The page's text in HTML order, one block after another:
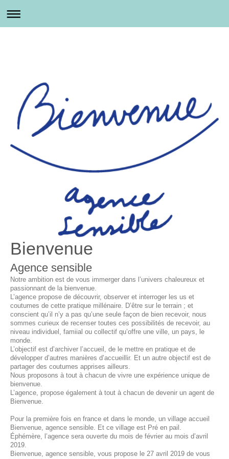
Bienvenue
Agence sensible
Notre ambition est de vous immerger dans l’univers chaleureux et
passionnant de la bienvenue.
L’agence propose de découvrir, observer et interroger les us et
coutumes de cette pratique millénaire. D’être sur le terrain ; et
conscient qu’il n’y a pas qu’une seule façon de bien recevoir, nous
sommes curieux de recenser toutes ces possibilités de recevoir, au
niveau individuel, famiial ou collectif qu’offre une ville, un pays, le
monde.
L’objectif est d’archiver l’accueil, de le mettre en pratique et de
développer d’autres manières d’accueillir. Et un autre objectif est de
partager des coutumes apprises ailleurs.
Nous proposons à tout à chacun de vivre une expérience unique de
bienvenue.
L’agence, propose également à tout à chacun de devenir un agent de
Bienvenue.
Pour la première fois en france et dans le monde, un village accueil
Bienvenue, agence sensible. Et ce village est Pré en pail.
Éphémère, l’agence sera ouverte du mois de février au mois d’avril
2019.
Bienvenue, agence sensible, vous propose le 27 avril 2019 de vous